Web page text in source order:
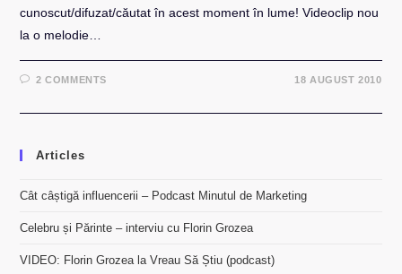
cunoscut/difuzat/căutat în acest moment în lume! Videoclip nou
la o melodie…
2 COMMENTS 18 AUGUST 2010
Articles
Cât câștigă influencerii – Podcast Minutul de Marketing
Celebru și Părinte – interviu cu Florin Grozea
VIDEO: Florin Grozea la Vreau Să Știu (podcast)